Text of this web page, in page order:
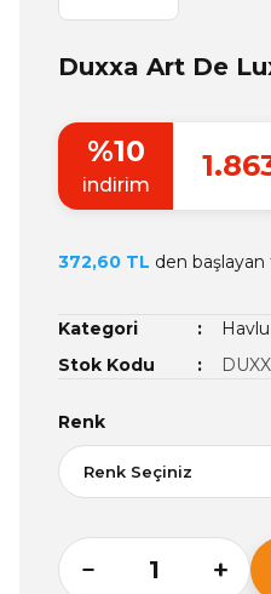
Duxxa Art De
%10
indirim
372,60 TL den başlayan
Kategori
Havlu
Stok Kodu
Renk